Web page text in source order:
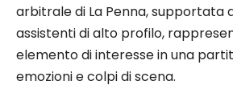
arbitrale di La Penna, supportata
assistenti di alto profilo,
elemento di interesse in una
emozioni e colpi di scena.